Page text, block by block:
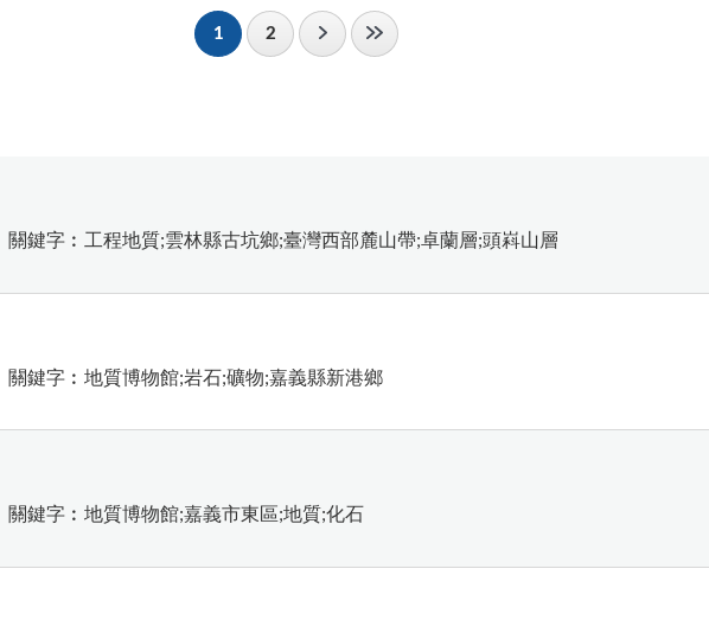
1 2
關鍵字︰工程地質;雲林縣古坑鄉;臺灣西部麓山帶;卓蘭層;頭嵙山層
關鍵字︰地質博物館;岩石;礦物;嘉義縣新港鄉
關鍵字︰地質博物館;嘉義市東區;地質;化石